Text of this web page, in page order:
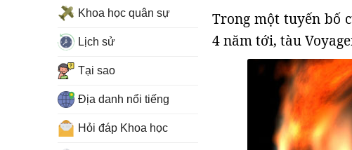
Trong một tuyến bố
4 năm tới, tàu
Khoa học quân sự
Lịch sử
Tại sao
Địa danh nổi tiếng
Hỏi đáp Khoa học